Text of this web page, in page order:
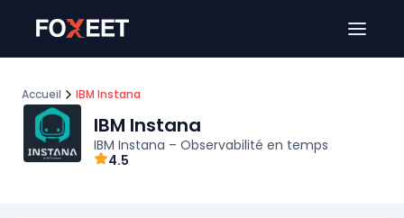
Accueil IBM Instana
IBM Instana
IBM Instana – Observabilité en temps
4.5